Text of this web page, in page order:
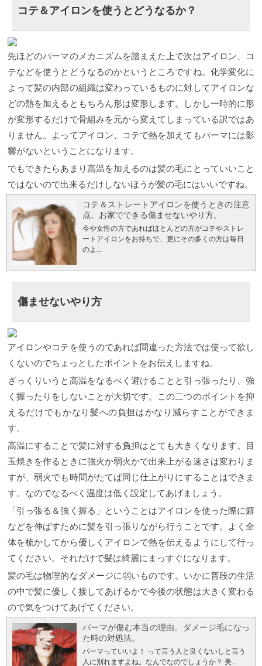
コテ＆アイロンを使うとどうなるか？
先ほどのパーマのメカニズムを踏まえた上で次はアイロン、コ
テなどを使うとどうなるのかというところですね。化学変化に
よって髪の内部の組織は変わっているものに対してアイロンな
どの熱を加えるともちろん形は変形します。しかし一時的に形
が変形するだけで骨組みを元から変えてしまっている訳ではあ
りません。よってアイロン、コテで熱を加えてもパーマには影
響がないということになります。
でもできたらあまり高温を加えるのは髪の毛にとっていいこと
ではないので出来るだけしないほうが髪の毛にはいいですね。
コテ＆ストレートアイロンを使うときの注意
点。お家でできる傷ませないやり方。
今や女性の方であればほとんどの方がコテやストレ
ートアイロンをお持ちで、更にその多くの方は毎日
のよ...
傷ませないやり方
アイロンやコテを使うのであれば間違った方法では使って欲し
くないのでちょっとしたポイントをお伝えしますね。
ざっくりいうと高温をなるべく避けることと引っ張ったり、強
く握ったりをしないことが大切です。この二つのポイントを抑
えるだけでもかなり髪への負担はかなり減らすことができま
す。
高温にすることで髪に対する負担はとても大きくなります。目
玉焼きを作るときに強火か弱火かで出来上がる速さは変わりま
すが、弱火でも時間がたてば同じ仕上がりにすることはできま
す。なのでなるべく温度は低く設定してあげましょう。
「引っ張る＆強く握る」ということはアイロンを使った際に癖
などを伸ばすために髪を引っ張りながら行うことです。よく全
体を梳かしてから優しくアイロンで熱を伝えるようにして行っ
てください。それだけで髪は綺麗にまっすぐになります。
髪の毛は物理的なダメージに弱いものです。いかに普段の生活
の中で髪に優しく接してあげるかで今後の状態は大きく変わる
ので気をつけてあげてください。
パーマが傷む本当の理由。ダメージ毛になっ
た時の対処法。
パーマっていいよ！ って言う人と良くないしと言う
人に別れますよね。なんでなのでしょうか？ 美...